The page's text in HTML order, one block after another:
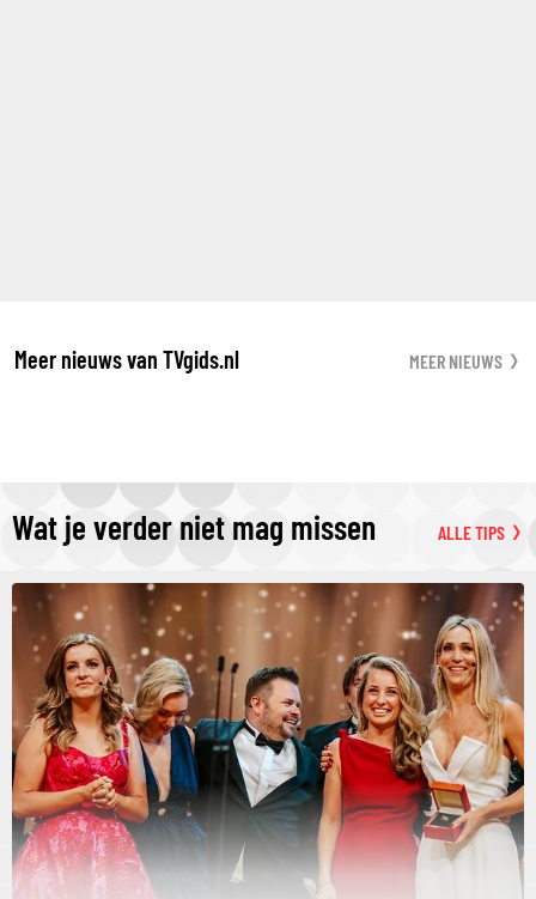
Meer nieuws van TVgids.nl MEER NIEUWS
Wat je verder niet mag missen ALLE TIPS